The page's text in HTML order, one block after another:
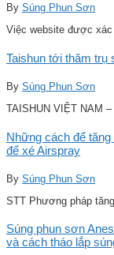
By Súng Phun Sơn
Việc website được xác
Taishun tới thăm trụ
By Súng Phun Sơn
TAISHUN VIỆT NAM –
Những cách để
để xé Airspray
By Súng Phun Sơn
STT Phương pháp
Súng phun sơn
và cách tháo lắp